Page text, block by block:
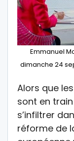
Emmanuel
dimanche 24
Alors que
sont en
s’infiltrer
réforme de